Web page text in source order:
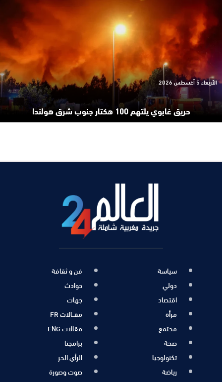
حريق غابوي يلتهم 100 هكتار جنوب شرق هولندا
الأربعاء 5 أغسطس 2026
سياسة
دولي
اقتصاد
مرأة
مجتمع
صحة
تكنولوجيا
رياضة
فن و ثقافة
حوادث
جهات
مقــالات FR
مقالات ENG
برامجنا
الرأي الحر
صوت وصورة